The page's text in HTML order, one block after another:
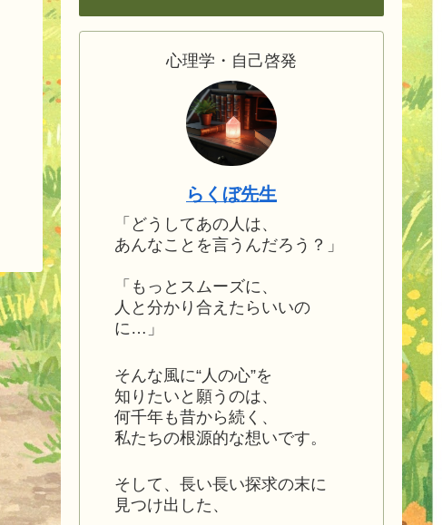
心理学・自己啓発
らくぼ先生
「どうしてあの人は、
あんなことを言うんだろう？」
「もっとスムーズに、
人と分かり合えたらいいの
に…」
そんな風に“人の心”を
知りたいと願うのは、
何千年も昔から続く、
私たちの根源的な想いです。
そして、長い長い探求の末に
見つけ出した、